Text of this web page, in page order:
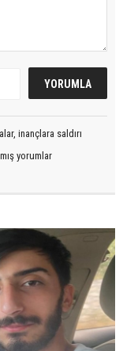
inançlara saldırı
yorumlar